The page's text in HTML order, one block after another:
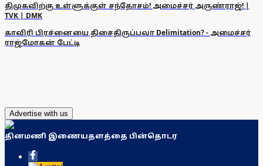
திமுகவிற்கு உள்ளுக்குள் சந்தோசம்! அமைச்சர் அருண்ராஜ்! |
TVK | DMK
காவிரி பிரச்னையை திசைதிருப்பவா Delimitation? - அமைச்சர்
ராஜ்மோகன் பேட்டி
Advertise with us
தினமணி இணையதளத்தை பின்தொடர